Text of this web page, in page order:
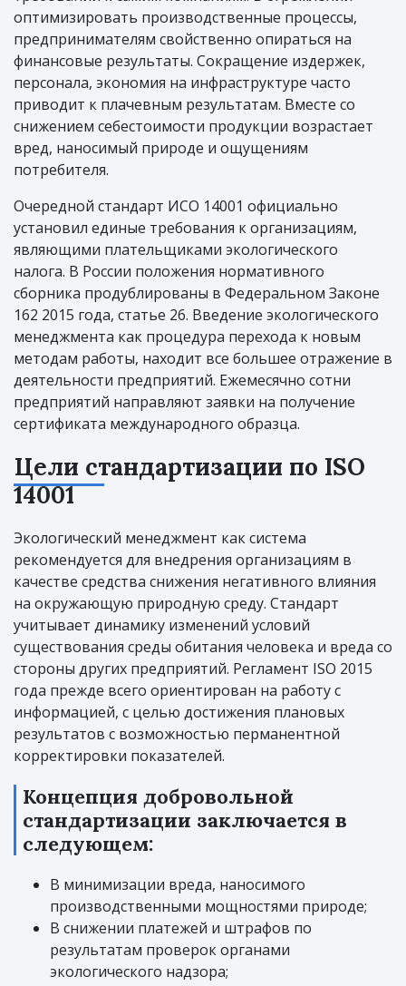
оптимизировать производственные процессы,
предпринимателям свойственно опираться на
финансовые результаты. Сокращение издержек,
персонала, экономия на инфраструктуре часто
приводит к плачевным результатам. Вместе со
снижением себестоимости продукции возрастает
вред, наносимый природе и ощущениям
потребителя.
Очередной стандарт ИСО 14001 официально
установил единые требования к организациям,
являющими плательщиками экологического
налога. В России положения нормативного
сборника продублированы в Федеральном Законе
162 2015 года, статье 26. Введение экологического
менеджмента как процедура перехода к новым
методам работы, находит все большее отражение в
деятельности предприятий. Ежемесячно сотни
предприятий направляют заявки на получение
сертификата международного образца.
Цели стандартизации по ISO
14001
Экологический менеджмент как система
рекомендуется для внедрения организациям в
качестве средства снижения негативного влияния
на окружающую природную среду. Стандарт
учитывает динамику изменений условий
существования среды обитания человека и вреда со
стороны других предприятий. Регламент ISO 2015
года прежде всего ориентирован на работу с
информацией, с целью достижения плановых
результатов с возможностью перманентной
корректировки показателей.
Концепция добровольной
стандартизации заключается в
следующем:
В минимизации вреда, наносимого
производственными мощностями природе;
В снижении платежей и штрафов по
результатам проверок органами
экологического надзора;